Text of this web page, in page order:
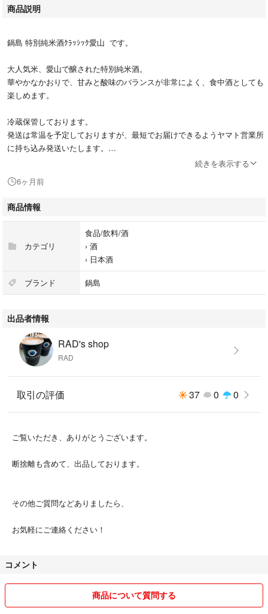
商品説明
鍋島 特別純米酒ｸﾗｯｼｯｸ愛山 です。
大人気米、愛山で醸された特別純米酒。
華やかなかおりで、甘みと酸味のバランスが非常によく、食中酒としても
楽しめます。
冷蔵保管しております。
発送は常温を予定しておりますが、最短でお届けできるようヤマト営業所
に持ち込み発送いたします。
また配送の際は、ヤマトのお酒専用箱に入れて配送いたします。どうぞよ
【商品概要】
愛山100%(特等)を使用した特別純米酒です。
アルコール度数は15%で、精米歩合は60%と高精白の米を使用していま
す。
【製造情報】
日本酒の楽しみ方を広げる一品です。
- 商品名: 鍋島
- 種類: 日本酒
- 精米歩合: 60%
- 内容量: 1800ml
#純米
続きを表示する
6ヶ月前
商品情報
カテゴリ
食品/飲料/酒
› 酒
› 日本酒
ブランド 鍋島
出品者情報
RAD's shop
RAD
取引の評価 37 0 0
ご覧いただき、ありがとうございます。
断捨離も含めて、出品しております。
その他ご質問などありましたら、
お気軽にご連絡ください！
コメント
商品について質問する